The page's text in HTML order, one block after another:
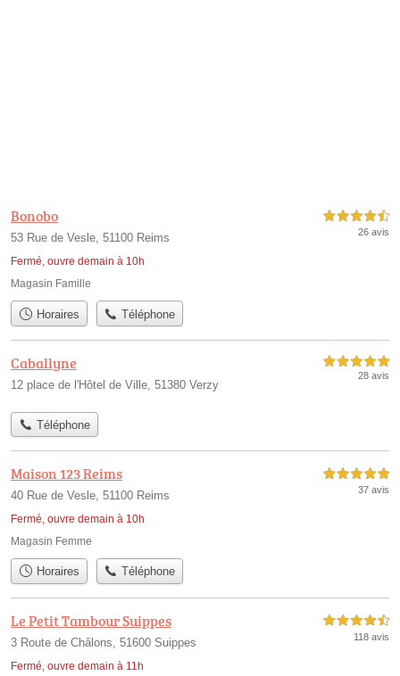
Bonobo
53 Rue de Vesle, 51100 Reims
Fermé, ouvre demain à 10h
4,5 étoiles sur 5
26 avis
Magasin Famille
Horaires Téléphone
Caballyne
12 place de l'Hôtel de Ville, 51380 Verzy
5,0 étoiles sur 5
28 avis
Téléphone
Maison 123 Reims
40 Rue de Vesle, 51100 Reims
Fermé, ouvre demain à 10h
5,0 étoiles sur 5
37 avis
Magasin Femme
Horaires Téléphone
Le Petit Tambour Suippes
3 Route de Châlons, 51600 Suippes
Fermé, ouvre demain à 11h
4,5 étoiles sur 5
118 avis